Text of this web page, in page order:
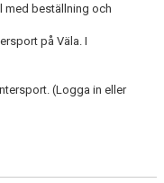
med beställning och
på Väla. I
(Logga in eller